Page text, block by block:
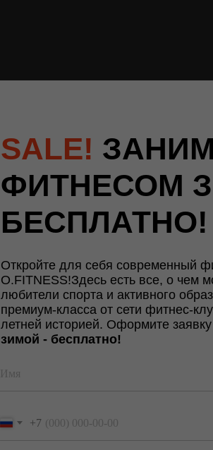
SALE!
ФИТНЕСОМ
БЕСПЛАТНО!
Откройте для себя современный
O.FITNESS!Здесь есть все, о чем
любители спорта и активного
премиум-класса от сети фитнес-
летней историей. Оформите
зимой - бесплатно!
+7